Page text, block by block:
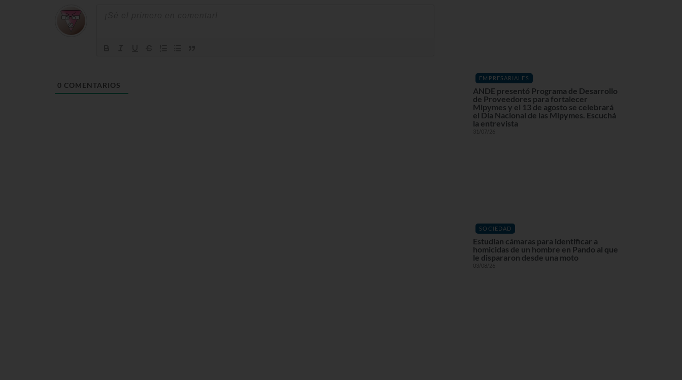
0 COMENTARIOS
EMPRESARIALES
ANDE presentó Programa de Desarrollo
de Proveedores para fortalecer
Mipymes y el 13 de agosto se celebrará
el Día Nacional de las Mipymes. Escuchá
la entrevista
31/07/26
SOCIEDAD
Estudian cámaras para identificar a
homicidas de un hombre en Pando al que
le dispararon desde una moto
03/08/26